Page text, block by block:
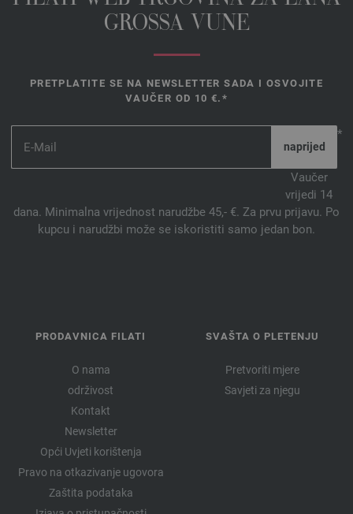
GROSSA VUNE
PRETPLATITE SE NA NEWSLETTER SADA I OSVOJITE
VAUČER OD 10 €.*
*
Vaučer
vrijedi 14
dana. Minimalna vrijednost narudžbe 45,- €. Za prvu prijavu. Po
kupcu i narudžbi može se iskoristiti samo jedan bon.
PRODAVNICA FILATI
O nama
održivost
Kontakt
Newsletter
Opći Uvjeti korištenja
Pravo na otkazivanje ugovora
Zaštita podataka
SVAŠTA O PLETENJU
Pretvoriti mjere
Savjeti za njegu